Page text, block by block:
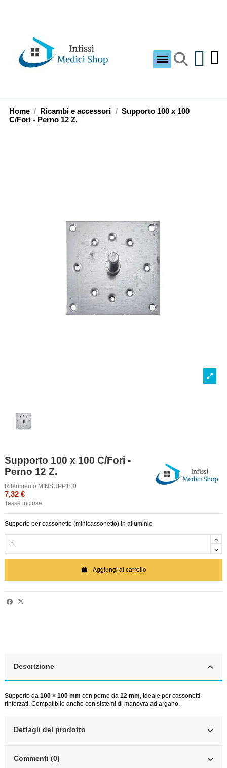
Home Ricambi e accessori
Supporto 100 x 100
C/Fori - Perno 12 Z.
Supporto 100 x 100 C/Fori -
Perno 12 Z.
Riferimento MINSUPP100
7,32 €
Tasse incluse
Supporto per cassonetto (minicassonetto) in alluminio
Aggiungi al carrello
Descrizione
Supporto da 100 × 100 mm con perno da 12 mm, ideale per cassonetti
rinforzati. Compatibile anche con sistemi di manovra ad argano.
Dettagli del prodotto
Commenti (0)